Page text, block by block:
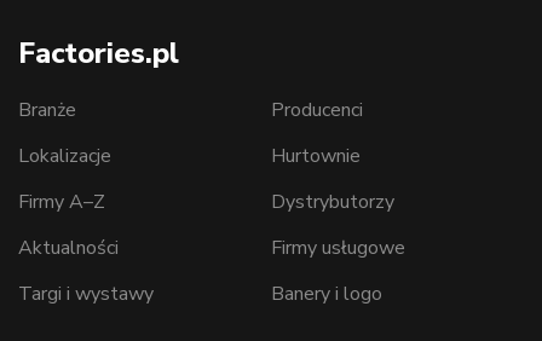
Factories.pl
Branże
Lokalizacje
Firmy A–Z
Aktualności
Targi i wystawy
Producenci
Hurtownie
Dystrybutorzy
Firmy usługowe
Banery i logo